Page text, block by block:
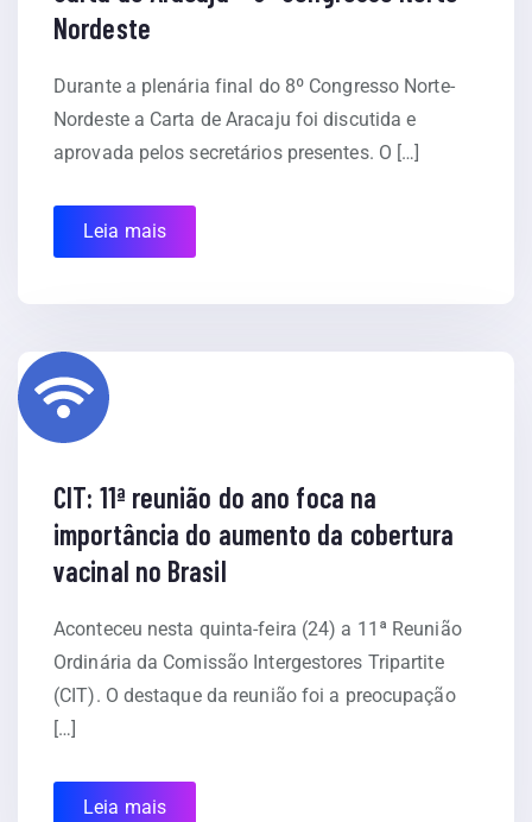
Nordeste
Durante a plenária final do 8º Congresso Norte-
Nordeste a Carta de Aracaju foi discutida e
aprovada pelos secretários presentes. O […]
Leia mais
CIT: 11ª reunião do ano foca na
importância do aumento da cobertura
vacinal no Brasil
Aconteceu nesta quinta-feira (24) a 11ª Reunião
Ordinária da Comissão Intergestores Tripartite
(CIT). O destaque da reunião foi a preocupação
[…]
Leia mais